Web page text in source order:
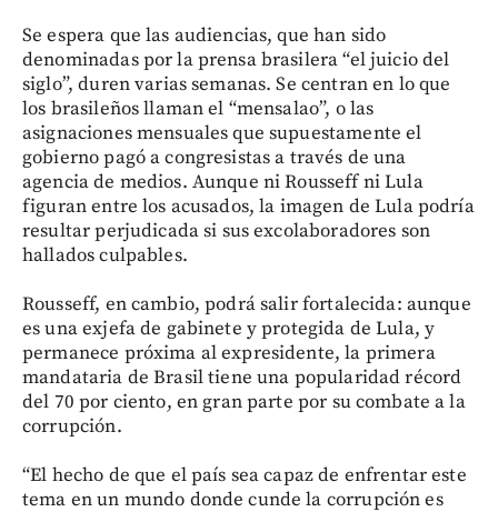
Se espera que las audiencias, que han sido
denominadas por la prensa brasilera “el juicio del
siglo”, duren varias semanas. Se centran en lo que
los brasileños llaman el “mensalao”, o las
asignaciones mensuales que supuestamente el
gobierno pagó a congresistas a través de una
agencia de medios. Aunque ni Rousseff ni Lula
figuran entre los acusados, la imagen de Lula podría
resultar perjudicada si sus excolaboradores son
hallados culpables.
Rousseff, en cambio, podrá salir fortalecida: aunque
es una exjefa de gabinete y protegida de Lula, y
permanece próxima al expresidente, la primera
mandataria de Brasil tiene una popularidad récord
del 70 por ciento, en gran parte por su combate a la
corrupción.
“El hecho de que el país sea capaz de enfrentar este
tema en un mundo donde cunde la corrupción es